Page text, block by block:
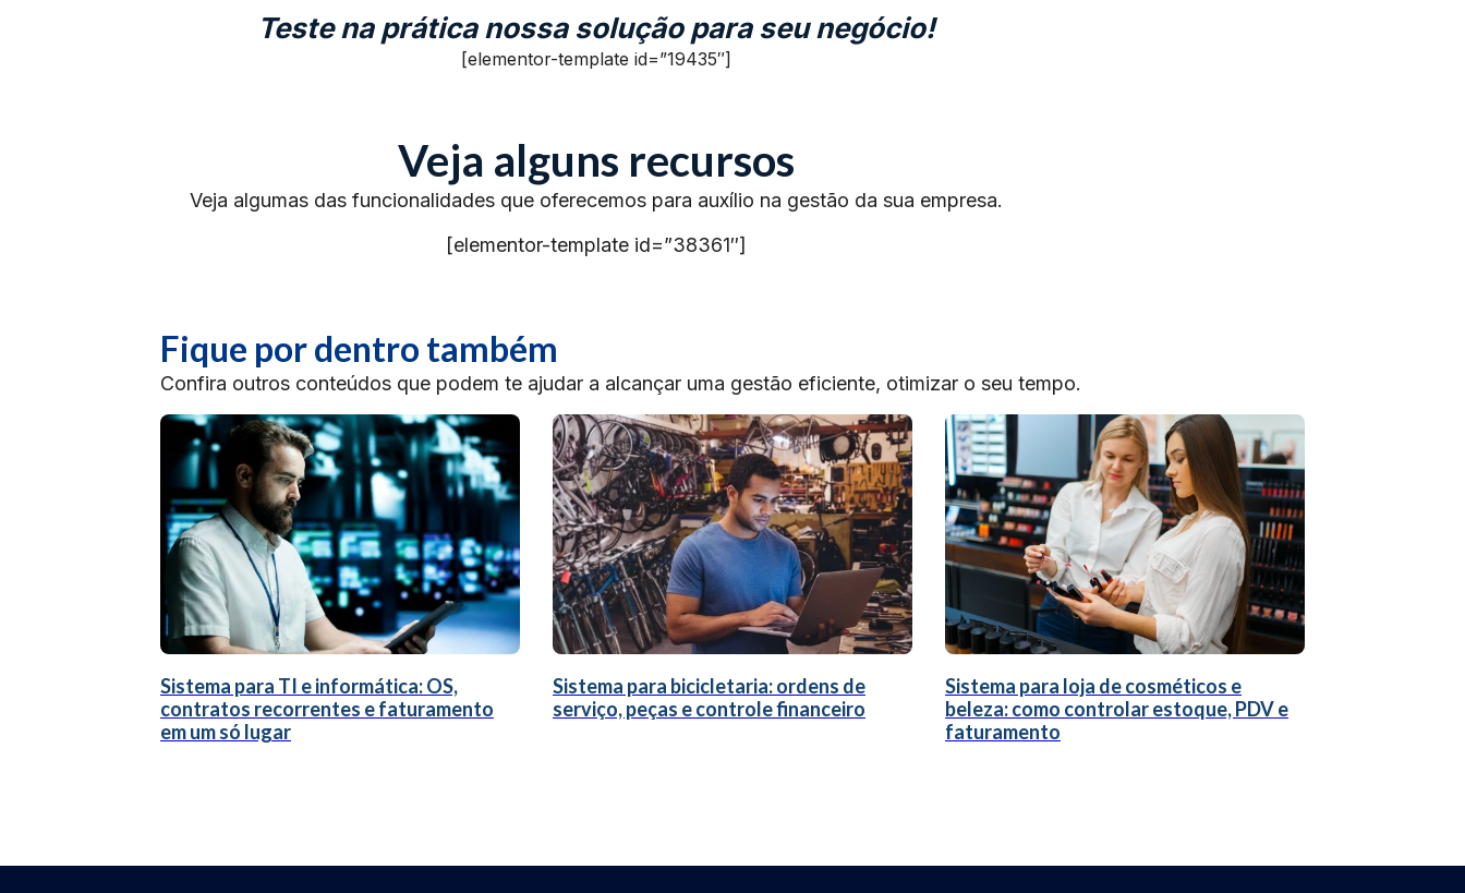
Teste na prática nossa solução para seu negócio!
[elementor-template id=”19435″]
Veja alguns recursos
Veja algumas das funcionalidades que oferecemos para auxílio na gestão da sua empresa.
[elementor-template id=”38361″]
Fique por dentro também
Confira outros conteúdos que podem te ajudar a alcançar uma gestão eficiente, otimizar o seu tempo.
Sistema para TI e informática: OS,
contratos recorrentes e faturamento
em um só lugar
Sistema para bicicletaria: ordens de
serviço, peças e controle financeiro
Sistema para loja de cosméticos e
beleza: como controlar estoque, PDV e
faturamento